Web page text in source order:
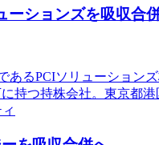
ションズを吸収合
あるPCIソリューショ
持つ持株会社。東京都